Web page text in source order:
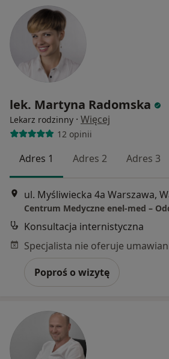
lek. Martyna Radomska
Lekarz rodzinny · Więcej
12 opinii
Adres 1 Adres 2 Adres 3
ul. Myśliwiecka 4a Warszawa,
Centrum Medyczne enel-med –
Konsultacja internistyczna
Poproś o wizytę